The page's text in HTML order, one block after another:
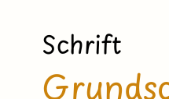
Schrift